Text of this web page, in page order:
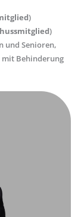
)
)
und Senioren,
Behinderung